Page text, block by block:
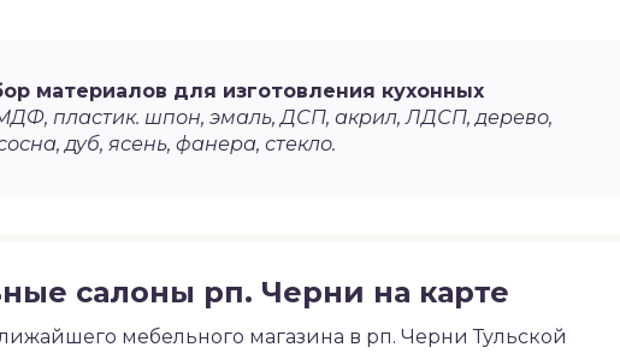
материалов для изготовления кухонных
пластик. шпон, эмаль, ДСП, акрил, ЛДСП, дерево,
дуб, ясень, фанера, стекло.
салоны рп. Черни на карте
мебельного магазина в рп. Черни Тульской